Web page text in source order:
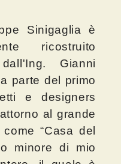
Sinigaglia è
ricostruito
Gianni
parte del primo
e designers
al grande
“Casa del
minore di mio